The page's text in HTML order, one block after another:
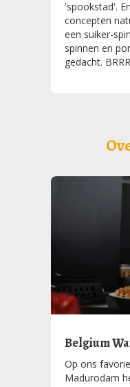
'spookstad'.
concepten
een suiker-
spinnen en
gedacht.
Belgium
Op ons
Madurodam